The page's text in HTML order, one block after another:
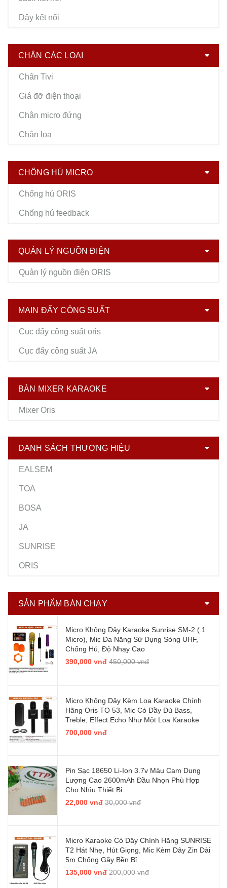
Dây kết nối
CHÂN CÁC LOẠI
Chân Tivi
Giá đỡ điện thoại
Chân micro đứng
Chân loa
CHỐNG HÚ MICRO
Chống hú ORIS
Chống hú feedback
QUẢN LÝ NGUỒN ĐIỆN
Quản lý nguồn điện ORIS
MAIN ĐẨY CÔNG SUẤT
Cục đẩy công suất oris
Cục đẩy công suất JA
BÀN MIXER KARAOKE
Mixer Oris
DANH SÁCH THƯƠNG HIỆU
EALSEM
TOA
BOSA
JA
SUNRISE
ORIS
SẢN PHẨM BÁN CHẠY
Micro Không Dây Karaoke Sunrise SM-2 ( 1
Micro), Mic Đa Năng Sử Dụng Sóng UHF,
Chống Hú, Độ Nhạy Cao
390,000 vnđ 450,000 vnđ
Micro Không Dây Kèm Loa Karaoke Chính
Hãng Oris TO 53, Mic Có Đầy Đủ Bass,
Treble, Effect Echo Như Một Loa Karaoke
700,000 vnđ
Pin Sạc 18650 Li-Ion 3.7v Màu Cam Dung
Lượng Cao 2600mAh Đầu Nhọn Phù Hợp
Cho Nhìu Thiết Bị
22,000 vnđ 30,000 vnđ
Micro Karaoke Có Dây Chính Hãng SUNRISE
T2 Hát Nhẹ, Hút Giọng, Mic Kèm Dây Zin Dài
5m Chống Gãy Bền Bỉ
135,000 vnđ 200,000 vnđ